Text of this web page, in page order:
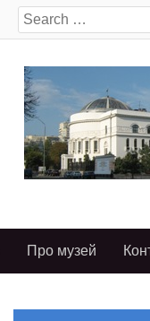
Search
for:
Про музей